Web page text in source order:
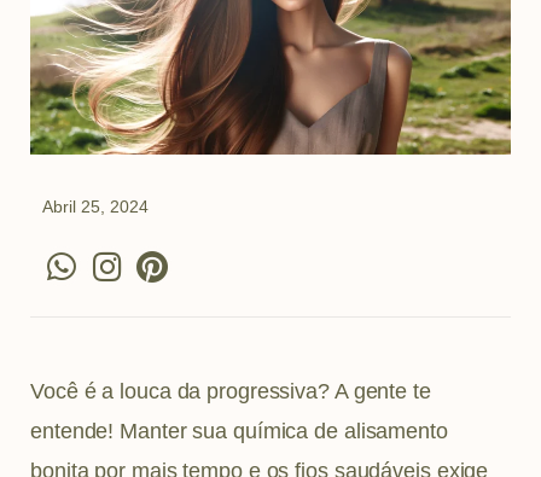
Abril 25, 2024
W
s
a
p
I
n
a
g
r
P
i
e
r
e
Você é a louca da progressiva? A gente te
entende! Manter sua química de alisamento
bonita por mais tempo e os fios saudáveis exige